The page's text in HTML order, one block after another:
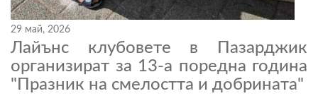
29 май, 2026
Лайънс клубовете в Пазарджик
организират за 13-а поредна година
"Празник на смелостта и добрината"